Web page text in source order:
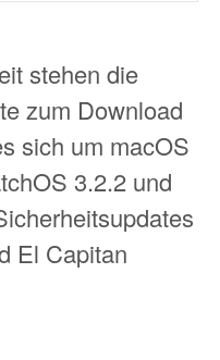
stehen die
zum Download
sich um macOS
3.2.2 und
El Capitan